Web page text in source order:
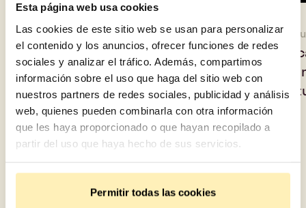
Esta página web usa cookies
Las cookies de este sitio web se usan para personalizar
el contenido y los anuncios, ofrecer funciones de redes
sociales y analizar el tráfico. Además, compartimos
información sobre el uso que haga del sitio web con
nuestros partners de redes sociales, publicidad y análisis
web, quienes pueden combinarla con otra información
que les haya proporcionado o que hayan recopilado a
partir del uso que haya hecho de sus servicios.
Permitir todas las cookies
5 de agosto de 2026
Así evalúa Fundeen el riesgo
de cada proyecto antes de
publicarlo
30 de
ha